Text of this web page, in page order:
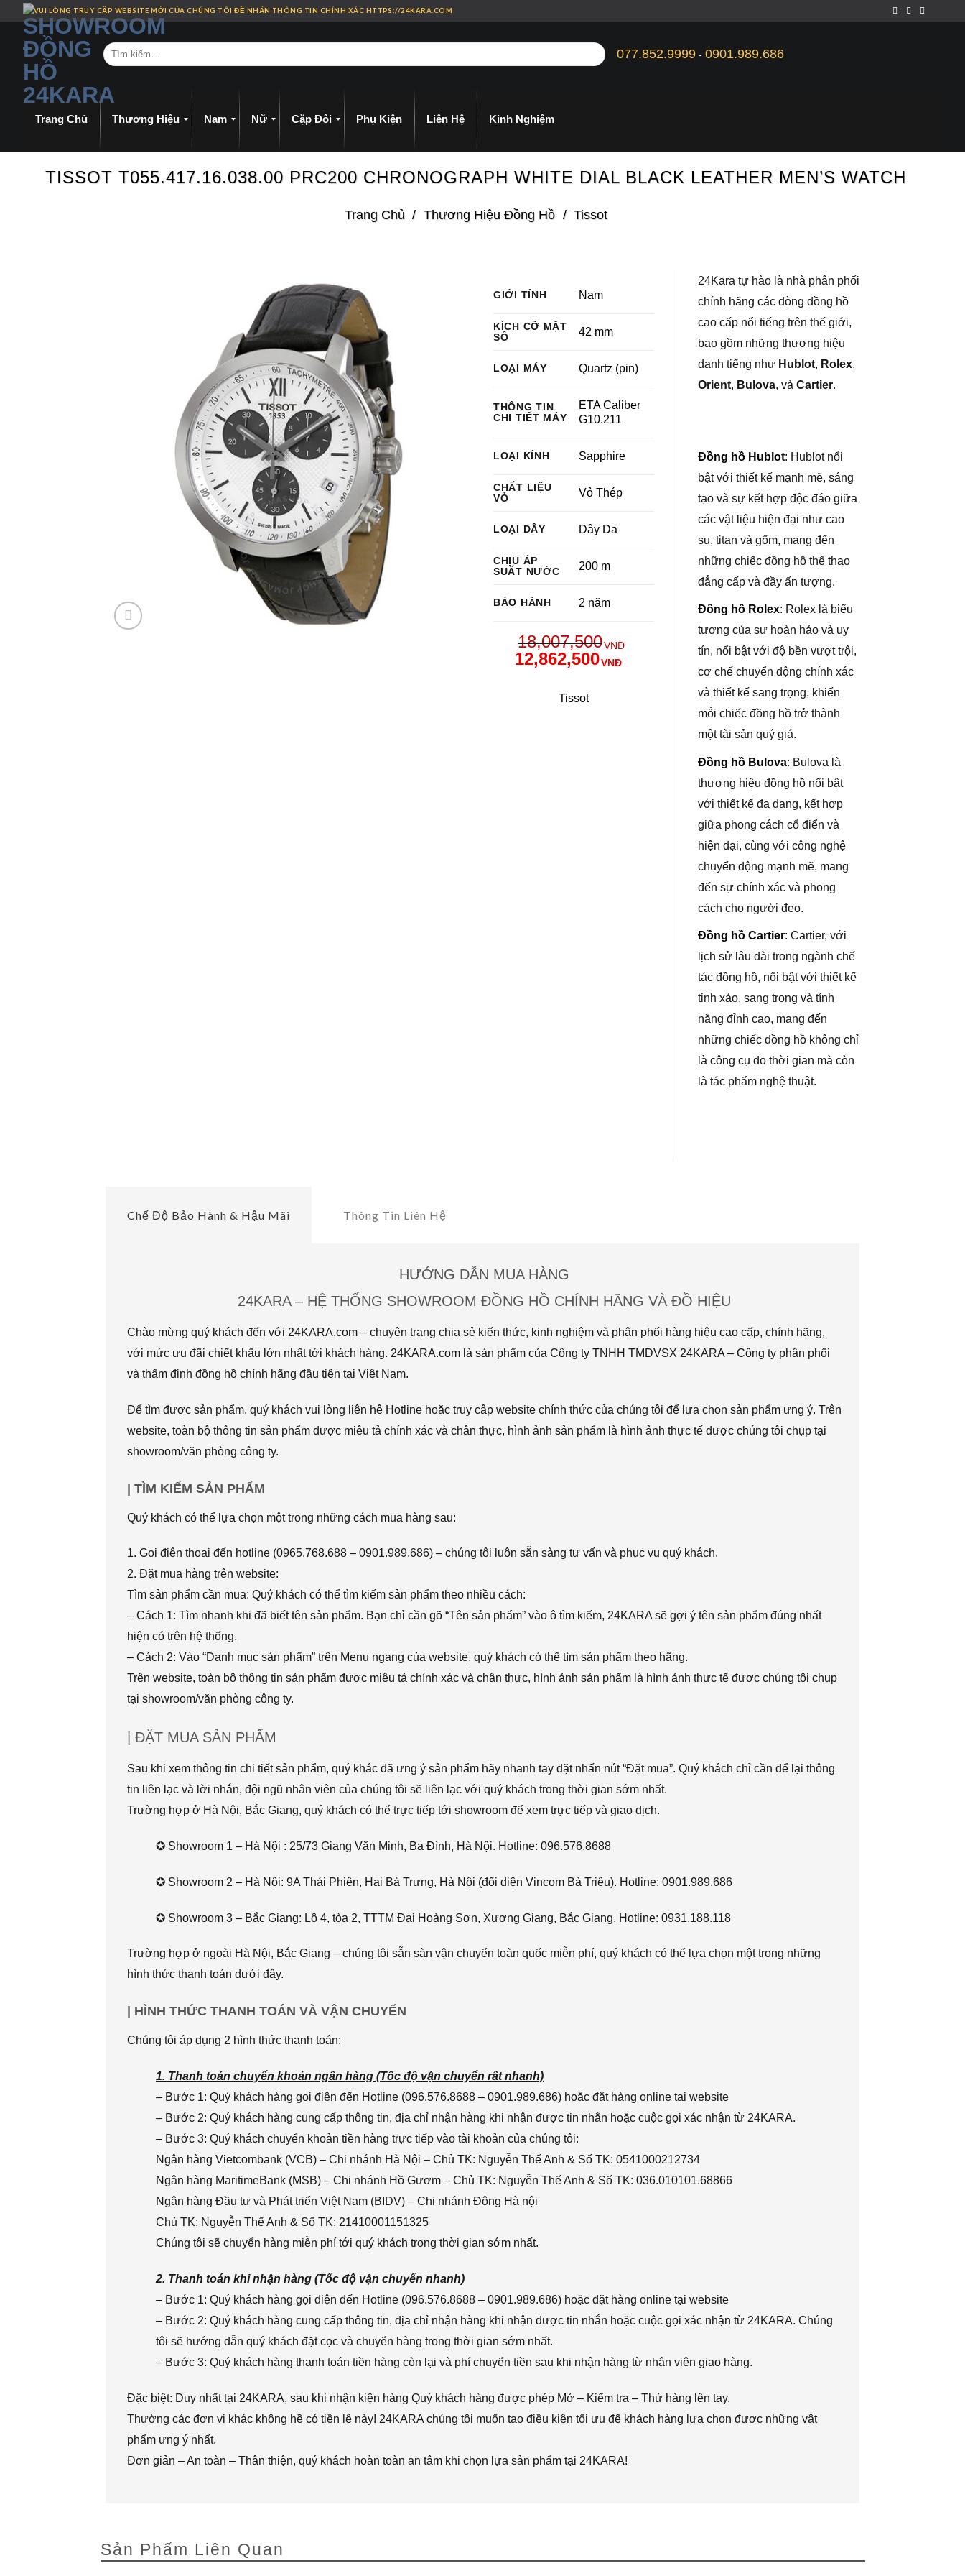
content
VUI LÒNG TRUY CẬP WEBSITE MỚI CỦA CHÚNG TÔI ĐỂ NHẬN THÔNG TIN CHÍNH XÁC HTTPS://24KARA.COM
077.852.9999- 0901.989.686
Trang Chủ Thương Hiệu Nam Nữ Cặp Đôi Phụ Kiện Liên Hệ Kinh Nghiệm
TISSOT T055.417.16.038.00 PRC200 CHRONOGRAPH WHITE DIAL BLACK LEATHER MEN’S WATCH
Trang Chủ / Thương Hiệu Đồng Hồ / Tissot
GIỚI TÍNH Nam
KÍCH CỠ MẶT
SỐ
42 mm
LOẠI MÁY Quartz (pin)
THÔNG TIN
CHI TIẾT MÁY
ETA Caliber
G10.211
LOẠI KÍNH Sapphire
CHẤT LIỆU
VỎ
Vỏ Thép
LOẠI DÂY Dây Da
CHỊU ÁP
SUẤT NƯỚC
200 m
BẢO HÀNH 2 năm
18,007,500VNĐ
12,862,500VNĐ
Tissot
24Kara tự hào là nhà phân phối
chính hãng các dòng đồng hồ
cao cấp nổi tiếng trên thế giới,
bao gồm những thương hiệu
danh tiếng như Hublot, Rolex,
Orient, Bulova, và Cartier.
Đồng hồ Hublot: Hublot nổi
bật với thiết kế mạnh mẽ, sáng
tạo và sự kết hợp độc đáo giữa
các vật liệu hiện đại như cao
su, titan và gốm, mang đến
những chiếc đồng hồ thể thao
đẳng cấp và đầy ấn tượng.
Đồng hồ Rolex: Rolex là biểu
tượng của sự hoàn hảo và uy
tín, nổi bật với độ bền vượt trội,
cơ chế chuyển động chính xác
và thiết kế sang trọng, khiến
mỗi chiếc đồng hồ trở thành
một tài sản quý giá.
Đồng hồ Bulova: Bulova là
thương hiệu đồng hồ nổi bật
với thiết kế đa dạng, kết hợp
giữa phong cách cổ điển và
hiện đại, cùng với công nghệ
chuyển động mạnh mẽ, mang
đến sự chính xác và phong
cách cho người đeo.
Đồng hồ Cartier: Cartier, với
lịch sử lâu dài trong ngành chế
tác đồng hồ, nổi bật với thiết kế
tinh xảo, sang trọng và tính
năng đỉnh cao, mang đến
những chiếc đồng hồ không chỉ
là công cụ đo thời gian mà còn
là tác phẩm nghệ thuật.
Chế Độ Bảo Hành & Hậu Mãi Thông Tin Liên Hệ
HƯỚNG DẪN MUA HÀNG
24KARA – HỆ THỐNG SHOWROOM ĐỒNG HỒ CHÍNH HÃNG VÀ ĐỒ HIỆU
Chào mừng quý khách đến với 24KARA.com – chuyên trang chia sẻ kiến thức, kinh nghiệm và phân phối hàng hiệu cao cấp, chính hãng,
với mức ưu đãi chiết khấu lớn nhất tới khách hàng. 24KARA.com là sản phẩm của Công ty TNHH TMDVSX 24KARA – Công ty phân phối
và thẩm định đồng hồ chính hãng đầu tiên tại Việt Nam.
Để tìm được sản phẩm, quý khách vui lòng liên hệ Hotline hoặc truy cập website chính thức của chúng tôi để lựa chọn sản phẩm ưng ý. Trên
website, toàn bộ thông tin sản phẩm được miêu tả chính xác và chân thực, hình ảnh sản phẩm là hình ảnh thực tế được chúng tôi chụp tại
showroom/văn phòng công ty.
| TÌM KIẾM SẢN PHẨM
Quý khách có thể lựa chọn một trong những cách mua hàng sau:
1. Gọi điện thoại đến hotline (0965.768.688 – 0901.989.686) – chúng tôi luôn sẵn sàng tư vấn và phục vụ quý khách.
2. Đặt mua hàng trên website:
Tìm sản phẩm cần mua: Quý khách có thể tìm kiếm sản phẩm theo nhiều cách:
– Cách 1: Tìm nhanh khi đã biết tên sản phẩm. Bạn chỉ cần gõ “Tên sản phẩm” vào ô tìm kiếm, 24KARA sẽ gợi ý tên sản phẩm đúng nhất
hiện có trên hệ thống.
– Cách 2: Vào “Danh mục sản phẩm” trên Menu ngang của website, quý khách có thể tìm sản phẩm theo hãng.
Trên website, toàn bộ thông tin sản phẩm được miêu tả chính xác và chân thực, hình ảnh sản phẩm là hình ảnh thực tế được chúng tôi chụp
tại showroom/văn phòng công ty.
| ĐẶT MUA SẢN PHẨM
Sau khi xem thông tin chi tiết sản phẩm, quý khác đã ưng ý sản phẩm hãy nhanh tay đặt nhấn nút “Đặt mua”. Quý khách chỉ cần để lại thông
tin liên lạc và lời nhắn, đội ngũ nhân viên của chúng tôi sẽ liên lạc với quý khách trong thời gian sớm nhất.
Trường hợp ở Hà Nội, Bắc Giang, quý khách có thể trực tiếp tới showroom để xem trực tiếp và giao dịch.
✪ Showroom 1 – Hà Nội : 25/73 Giang Văn Minh, Ba Đình, Hà Nội. Hotline: 096.576.8688
✪ Showroom 2 – Hà Nội: 9A Thái Phiên, Hai Bà Trưng, Hà Nội (đối diện Vincom Bà Triệu). Hotline: 0901.989.686
✪ Showroom 3 – Bắc Giang: Lô 4, tòa 2, TTTM Đại Hoàng Sơn, Xương Giang, Bắc Giang. Hotline: 0931.188.118
Trường hợp ở ngoài Hà Nội, Bắc Giang – chúng tôi sẵn sàn vận chuyển toàn quốc miễn phí, quý khách có thể lựa chọn một trong những
hình thức thanh toán dưới đây.
| HÌNH THỨC THANH TOÁN VÀ VẬN CHUYỂN
Chúng tôi áp dụng 2 hình thức thanh toán:
1. Thanh toán chuyển khoản ngân hàng (Tốc độ vận chuyển rất nhanh)
– Bước 1: Quý khách hàng gọi điện đến Hotline (096.576.8688 – 0901.989.686) hoặc đặt hàng online tại website
– Bước 2: Quý khách hàng cung cấp thông tin, địa chỉ nhận hàng khi nhận được tin nhắn hoặc cuộc gọi xác nhận từ 24KARA.
– Bước 3: Quý khách chuyển khoản tiền hàng trực tiếp vào tài khoản của chúng tôi:
Ngân hàng Vietcombank (VCB) – Chi nhánh Hà Nội – Chủ TK: Nguyễn Thế Anh & Số TK: 0541000212734
Ngân hàng MaritimeBank (MSB) – Chi nhánh Hồ Gươm – Chủ TK: Nguyễn Thế Anh & Số TK: 036.010101.68866
Ngân hàng Đầu tư và Phát triển Việt Nam (BIDV) – Chi nhánh Đông Hà nội
Chủ TK: Nguyễn Thế Anh & Số TK: 21410001151325
Chúng tôi sẽ chuyển hàng miễn phí tới quý khách trong thời gian sớm nhất.
2. Thanh toán khi nhận hàng (Tốc độ vận chuyển nhanh)
– Bước 1: Quý khách hàng gọi điện đến Hotline (096.576.8688 – 0901.989.686) hoặc đặt hàng online tại website
– Bước 2: Quý khách hàng cung cấp thông tin, địa chỉ nhận hàng khi nhận được tin nhắn hoặc cuộc gọi xác nhận từ 24KARA. Chúng
tôi sẽ hướng dẫn quý khách đặt cọc và chuyển hàng trong thời gian sớm nhất.
– Bước 3: Quý khách hàng thanh toán tiền hàng còn lại và phí chuyển tiền sau khi nhận hàng từ nhân viên giao hàng.
Đặc biệt: Duy nhất tại 24KARA, sau khi nhận kiện hàng Quý khách hàng được phép Mở – Kiểm tra – Thử hàng lên tay.
Thường các đơn vị khác không hề có tiền lệ này! 24KARA chúng tôi muốn tạo điều kiện tối ưu để khách hàng lựa chọn được những vật
phẩm ưng ý nhất.
Đơn giản – An toàn – Thân thiện, quý khách hoàn toàn an tâm khi chọn lựa sản phẩm tại 24KARA!
Sản Phẩm Liên Quan